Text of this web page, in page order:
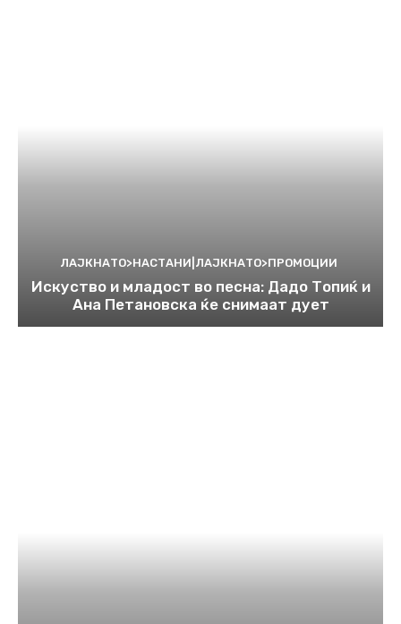
ЛАЈКНАТО>НАСТАНИ|ЛАЈКНАТО>ПРОМОЦИИ
Искуство и младост во песна: Дадо Топиќ и
Ана Петановска ќе снимаат дует